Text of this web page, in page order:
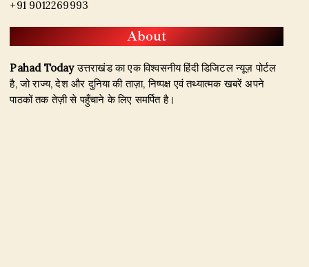
+91 9012269993
About
Pahad Todayउत्तराखंड का एक विश्वसनीय हिंदी डिजिटल न्यूज़ पोर्टल
है, जो राज्य, देश और दुनिया की ताज़ा, निष्पक्ष एवं तथ्यात्मक खबरें अपने
पाठकों तक तेज़ी से पहुँचाने के लिए समर्पित है।